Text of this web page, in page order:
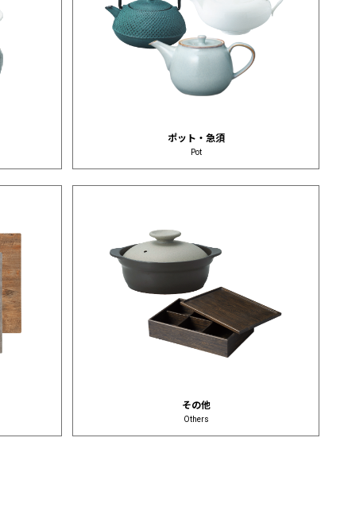
ポット・急須
Pot
その他
Others